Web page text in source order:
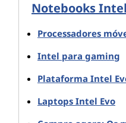
Processadores
12ª geração -
É claro que os avanços
série HX. Todas as CPUs
estão chamando a atenção:
Notebooks Intel
Processadores
Intel para gaming
Plataforma Intel
Laptops Intel Evo